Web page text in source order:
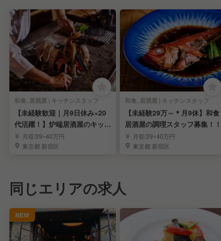
和食, 居酒屋 | キッチンスタッフ
【未経験歓迎｜月9日休み×20
代活躍！】炉端居酒屋のキッチ
ンスタッフ募集
月収/29~40万円
東京都 新宿区
和食, 居酒屋 | キッチンスタッフ
【未経験29万～＊月9休】和食
居酒屋の調理スタッフ募集！！
月収/29~40万円
東京都 新宿区
同じエリアの求人
NEW